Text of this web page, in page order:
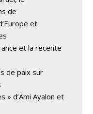
de
et
et la recente
de paix sur
» d’Ami Ayalon et